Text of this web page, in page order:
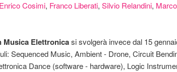
Enrico Cosimi, Franco Liberati, Silvio Relandini,
Elettronicasi svolgerà invece dal 15
Sequenced Music, Ambient - Drone, Circuit
Dance (software - hardware), Logic